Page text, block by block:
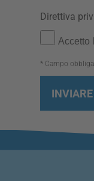
Direttiva
Accetto
* Campo
INVIARE